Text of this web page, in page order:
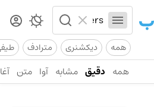
همه دیکشنری مترادف
همه دقیق مشابه آوا متن